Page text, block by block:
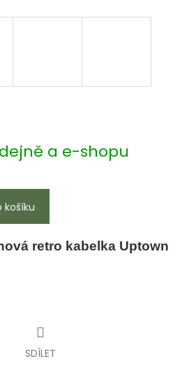
a e-shopu
košíku
retro kabelka Uptown
SDÍLET